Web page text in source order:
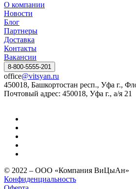
О компании
Новости
Блог
Партнеры
Доставка
Контакты
Вакансии
8-800-5555-201
office@vitsyan.ru
450018, Башкортостан респ., Уфа г.,
Почтовый адрес: 450018, Уфа г., а/я 21
© 2022 – ООО «Компания ВиЦыАн»
Конфиденциальность